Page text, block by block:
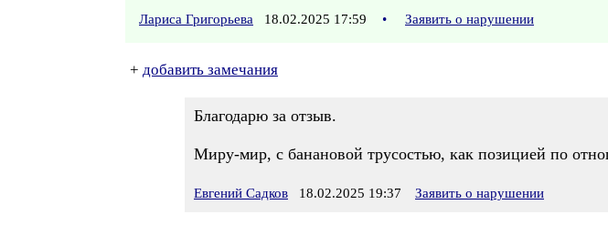
Лариса Григорьева 18.02.2025 17:59 • Заявить о нарушении
+ добавить замечания
Благодарю за отзыв.
Миру-мир, с банановой трусостью, как позицией по
Евгений Садков 18.02.2025 19:37 Заявить о нарушении